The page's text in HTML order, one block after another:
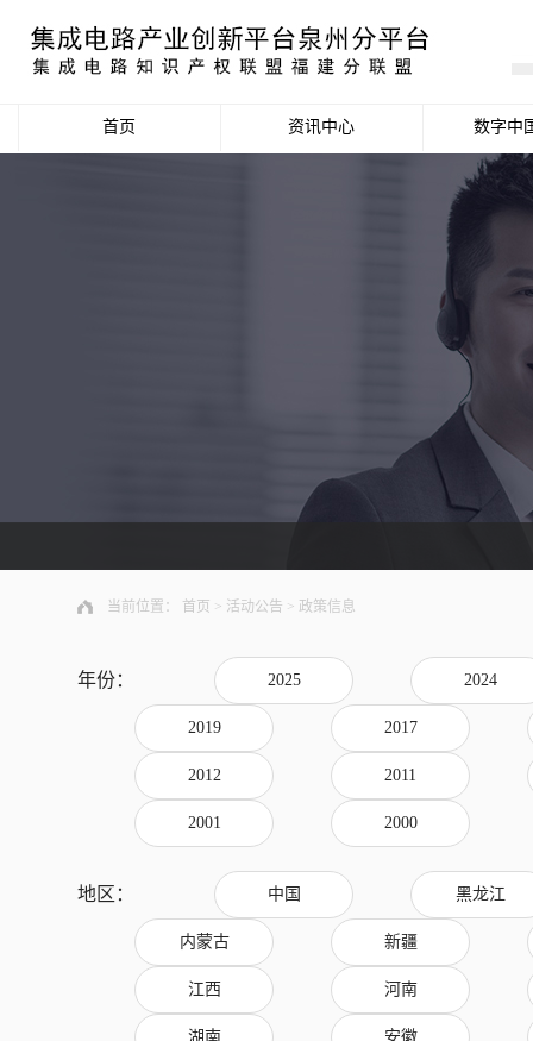
首页 资讯中心 数字中
当前位置： 首页 > 活动公告 > 政策信息
年份： 2025 2024
2019 2017
2012 2011
2001 2000
地区： 中国 黑龙江
内蒙古 新疆
江西 河南
湖南 安徽